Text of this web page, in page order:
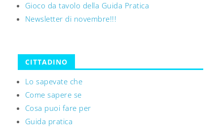
Gioco da tavolo della Guida Pratica
Newsletter di novembre!!!
CITTADINO
Lo sapevate che
Come sapere se
Cosa puoi fare per
Guida pratica